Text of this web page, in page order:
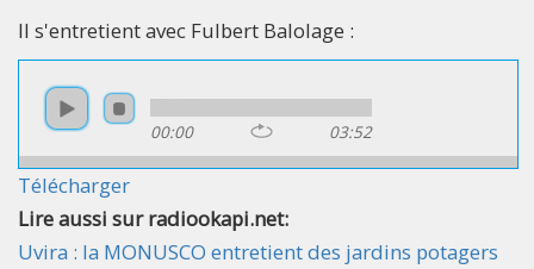
Il s'entretient avec Fulbert Balolage :
00:00 03:52
Télécharger
Lire aussi sur radiookapi.net:
Uvira : la MONUSCO entretient des jardins potagers